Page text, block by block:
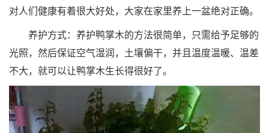
对人们健康有着很大好处，大家在家里养上一盆绝对正确。
养护方式：养护鸭掌木的方法很简单，只需给予足够的
光照，然后保证空气湿润，土壤偏干，并且温度温暖、温差
不大，就可以让鸭掌木生长得很好了。